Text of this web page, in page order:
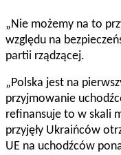
„Nie możemy na to
względu na
partii rządzącej.
„Polska jest na
przyjmowanie
refinansuje to w skali
przyjęły Ukraińców
UE na uchodźców